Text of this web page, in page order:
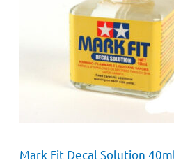
Mark Fit Decal Solution